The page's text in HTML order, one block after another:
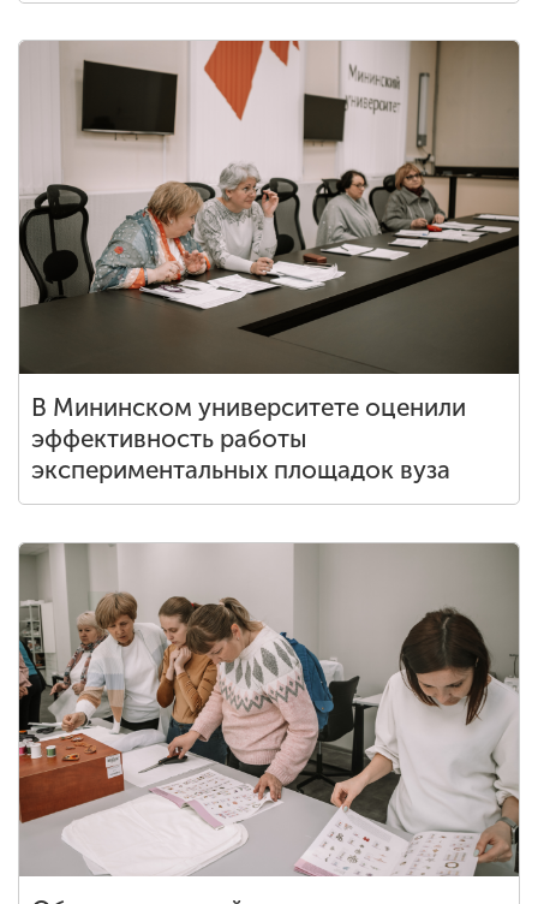
В Мининском университете оценили
эффективность работы
экспериментальных площадок вуза